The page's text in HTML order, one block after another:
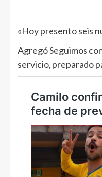
«Hoy presento seis
Agregó Seguimos
servicio, preparado